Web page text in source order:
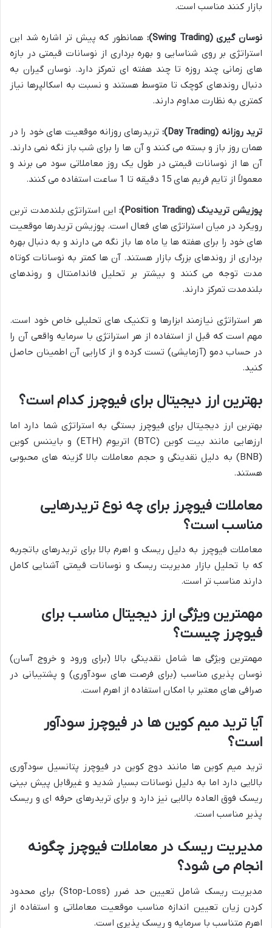
بازار کنند مناسب است.
نوسان گیری (Swing Trading):
همانطور که پیش تر اشاره شد این
استراتژی بر روی شناسایی و بهره برداری از نوسانات قیمتی در بازه
های زمانی چند روزه تا چند هفته ای تمرکز دارد. نوسان گیران به
دنبال روندهای کوچک تا متوسط هستند و نسبت به اسکالپرها نیاز
کمتری به نظارت مداوم دارند.
ترید روزانه (Day Trading):
تریدرهای روزانه موقعیت های خود را در
همان روز باز و بسته می کنند و آن ها را برای شب باز نگه نمی دارند.
آن ها از نوسانات قیمتی در طول یک روز معاملاتی سود می برند و
معمولاً از تایم فریم های 15 دقیقه تا 1 ساعت استفاده می کنند.
پوزیشن تریدینگ (Position Trading):
این استراتژی بلندمدت ترین
رویکرد در میان استراتژی های فعال است. پوزیشن تریدرها موقعیت
های خود را برای هفته ها یا ماه ها باز نگه می دارند و به دنبال بهره
برداری از روندهای بزرگ بازار هستند. آن ها کمتر به نوسانات کوتاه
مدت توجه می کنند و بیشتر بر تحلیل فاندامنتال و روندهای
بلندمدت تمرکز دارند.
هر استراتژی نیازمند ابزارها و تکنیک های تحلیلی خاص خود است.
مهم است که قبل از استفاده از هر استراتژی با سرمایه واقعی آن را
در حساب دمو (آزمایشی) تست کرده و از کارایی آن اطمینان حاصل
کنید.
بهترین ارز دیجیتال برای فیوچرز کدام است؟
بهترین ارز دیجیتال برای فیوچرز بستگی به استراتژی شما دارد اما
ارزهایی مانند بیت کوین (BTC) اتریوم (ETH) و بایننس کوین
(BNB) به دلیل نقدینگی و حجم معاملات بالا گزینه های محبوبی
هستند.
معاملات فیوچرز برای چه نوع تریدرهایی
مناسب است؟
معاملات فیوچرز به دلیل ریسک و اهرم بالا برای تریدرهای باتجربه
که با تحلیل بازار مدیریت ریسک و نوسانات قیمتی آشنایی کامل
دارند مناسب تر است.
مهمترین ویژگی ارز دیجیتال مناسب برای
فیوچرز چیست؟
مهمترین ویژگی ها شامل نقدینگی بالا (برای ورود و خروج آسان)
نوسان پذیری مناسب (برای فرصت های سودآوری) و پشتیبانی در
صرافی های معتبر با امکان استفاده از اهرم است.
آیا ترید میم کوین ها در فیوچرز سودآور
است؟
ترید میم کوین ها مانند دوج کوین در فیوچرز پتانسیل سودآوری
بالایی دارد اما به دلیل نوسانات بسیار شدید و غیرقابل پیش بینی
ریسک فوق العاده بالایی نیز دارد و برای تریدرهای حرفه ای و ریسک
پذیر مناسب است.
مدیریت ریسک در معاملات فیوچرز چگونه
انجام می شود؟
مدیریت ریسک شامل تعیین حد ضرر (Stop-Loss) برای محدود
کردن زیان تعیین اندازه مناسب موقعیت معاملاتی و استفاده از
اهرم متناسب با سرمایه و ریسک پذیری است.